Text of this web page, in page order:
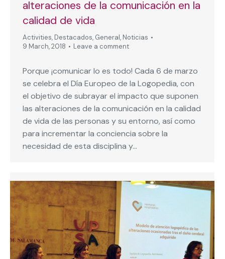
alteraciones de la comunicación en la
calidad de vida
Activities, Destacados, General, Noticias
9 March, 2018
Leave a comment
Porque ¡comunicar lo es todo! Cada 6 de marzo
se celebra el Día Europeo de la Logopedia, con
el objetivo de subrayar el impacto que suponen
las alteraciones de la comunicación en la calidad
de vida de las personas y su entorno, así como
para incrementar la conciencia sobre la
necesidad de esta disciplina y…